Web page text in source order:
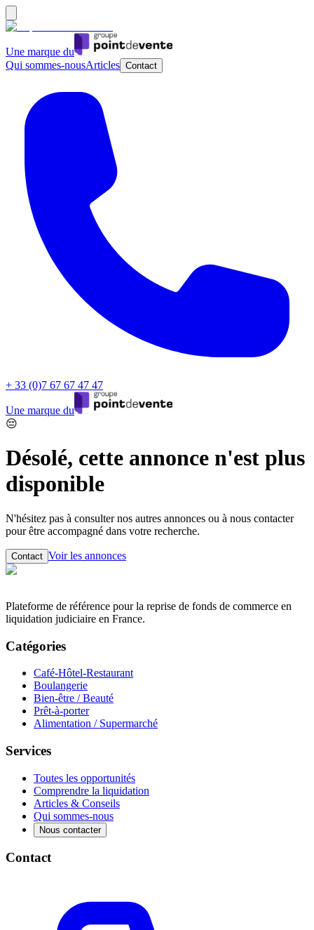
Une marque du
Qui sommes-nousArticles Contact
+ 33 (0)7 67 67 47 47
Une marque du
😔
Désolé, cette annonce n'est plus
disponible
N'hésitez pas à consulter nos autres annonces ou à nous contacter
pour être accompagné dans votre recherche.
Contact Voir les annonces
Plateforme de référence pour la reprise de fonds de commerce en
liquidation judiciaire en France.
Catégories
Café-Hôtel-Restaurant
Boulangerie
Bien-être / Beauté
Prêt-à-porter
Alimentation / Supermarché
Services
Toutes les opportunités
Comprendre la liquidation
Articles & Conseils
Qui sommes-nous
Nous contacter
Contact